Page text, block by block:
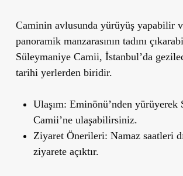
Caminin avlusunda yürüyüş yapabilir
panoramik manzarasının tadını
Süleymaniye Camii, İstanbul’da
tarihi yerlerden biridir.
Ulaşım: Eminönü’nden yürüyerek
Camii’ne ulaşabilirsiniz.
Ziyaret Önerileri: Namaz saatleri
ziyarete açıktır.